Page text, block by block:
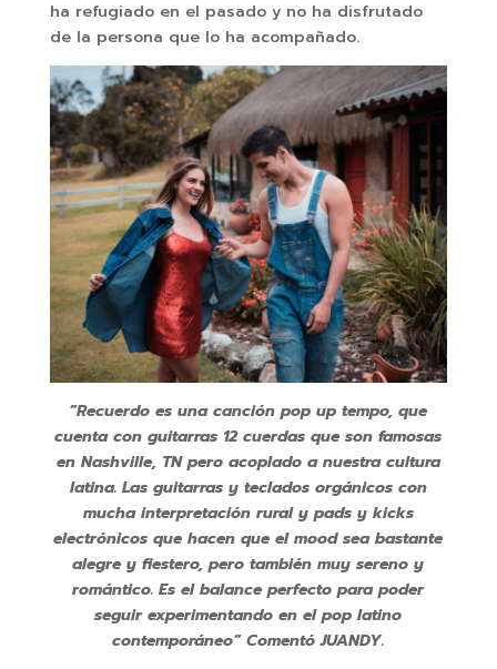
ha refugiado en el pasado y no ha disfrutado
de la persona que lo ha acompañado.
”Recuerdo es una canción pop up tempo, que
cuenta con guitarras 12 cuerdas que son famosas
en Nashville, TN pero acoplado a nuestra cultura
latina. Las guitarras y teclados orgánicos con
mucha interpretación rural y pads y kicks
electrónicos que hacen que el mood sea bastante
alegre y fiestero, pero también muy sereno y
romántico. Es el balance perfecto para poder
seguir experimentando en el pop latino
contemporáneo” Comentó JUANDY.